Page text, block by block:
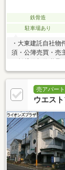
鉄骨造
駐車場あり
・大東建託自社物
須・公簿売買・売
売アパート
ウエス